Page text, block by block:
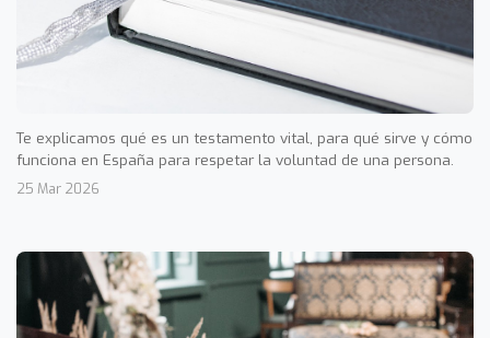
Te explicamos qué es un testamento vital, para qué sirve y cómo
funciona en España para respetar la voluntad de una persona.
25 Mar 2026